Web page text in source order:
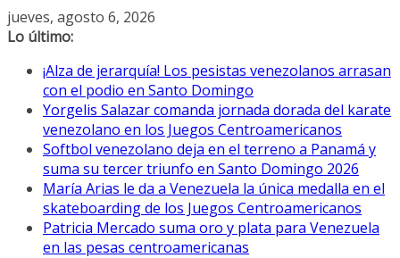
Saltar
al
jueves, agosto 6, 2026
Lo último:
¡Alza de jerarquía! Los pesistas venezolanos arrasan
con el podio en Santo Domingo
Yorgelis Salazar comanda jornada dorada del karate
venezolano en los Juegos Centroamericanos
Softbol venezolano deja en el terreno a Panamá y
suma su tercer triunfo en Santo Domingo 2026
María Arias le da a Venezuela la única medalla en el
skateboarding de los Juegos Centroamericanos
Patricia Mercado suma oro y plata para Venezuela
en las pesas centroamericanas